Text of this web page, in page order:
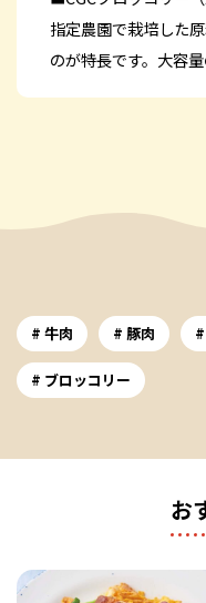
指定農園で栽培した
のが特長です。大容
牛肉
豚肉
ブロッコリー
お